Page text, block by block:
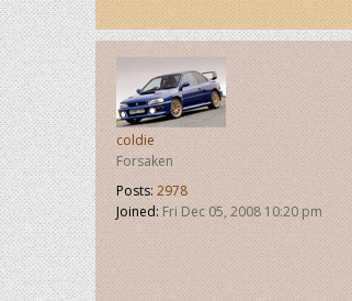
p
e
n
z
a
t
a
coldie
Forsaken
Posts: 2978
Joined:Fri Dec 05, 2008 10:20 pm